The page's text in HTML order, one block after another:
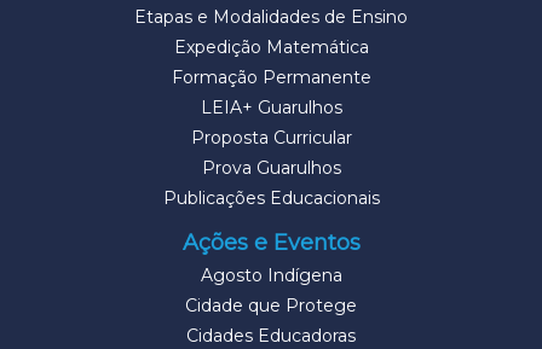
Etapas e Modalidades de Ensino
Expedição Matemática
Formação Permanente
LEIA+ Guarulhos
Proposta Curricular
Prova Guarulhos
Publicações Educacionais
Ações e Eventos
Agosto Indígena
Cidade que Protege
Cidades Educadoras